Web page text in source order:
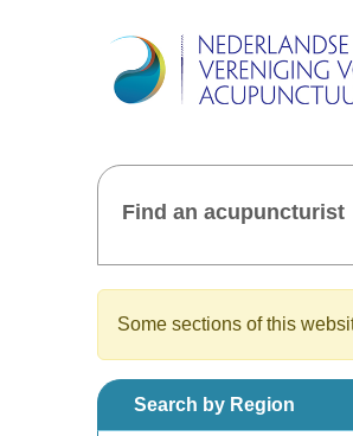
Find an acupuncturist
Some sections of this
Search by Region